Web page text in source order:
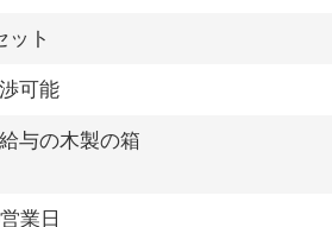
ット
可能
与の木製の箱
業日